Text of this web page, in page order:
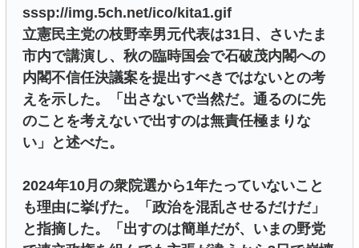
sssp://img.5ch.net/ico/kita1.gif
立憲民主党の枝野幸男元代表は31日、さいたま
市内で講演し、秋の臨時国会で石破茂内閣への
内閣不信任決議案を提出すべきではないとの考
えを示した。「出さないで当然だ。通るのに先
のことを考えないで出すのは無責任極まりな
い」と述べた。
2024年10月の衆院選から1年たっていないこと
も理由に挙げた。「政治を混乱させるだけだ」
と指摘した。「出すのは簡単だが、いまの野党